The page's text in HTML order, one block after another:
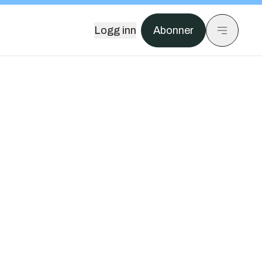
Logg inn Abonner